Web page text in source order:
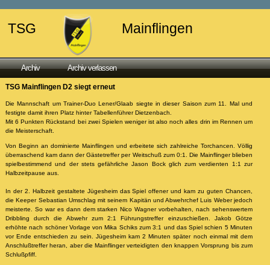
TSG Mainflingen
Archiv Archiv verlassen
TSG Mainflingen D2 siegt erneut
Die Mannschaft um Trainer-Duo Lener/Glaab siegte in dieser Saison zum 11. Mal und
festigte damit ihren Platz hinter Tabellenführer Dietzenbach.
Mit 6 Punkten Rückstand bei zwei Spielen weniger ist also noch alles drin im Rennen um
die Meisterschaft.
Von Beginn an dominierte Mainflingen und erbeitete sich zahlreiche Torchancen. Völlig
überraschend kam dann der Gästetreffer per Weitschuß zum 0:1. Die Mainflinger blieben
spielbestimmend und der stets gefährliche Jason Bock glich zum verdienten 1:1 zur
Halbzeitpause aus.
In der 2. Halbzeit gestaltete Jügesheim das Spiel offener und kam zu guten Chancen,
die Keeper Sebastian Umschlag mit seinem Kapitän und Abwehrchef Luis Weber jedoch
meisterte. So war es dann dem starken Nico Wagner vorbehalten, nach sehenswertem
Dribbling durch die Abwehr zum 2:1 Führungstreffer einzuschießen. Jakob Götze
erhöhte nach schöner Vorlage von Mika Schiks zum 3:1 und das Spiel schien 5 Minuten
vor Ende entschieden zu sein. Jügesheim kam 2 Minuten später noch einmal mit dem
Anschlußtreffer heran, aber die Mainflinger verteidigten den knappen Vorsprung bis zum
Schlußpfiff.